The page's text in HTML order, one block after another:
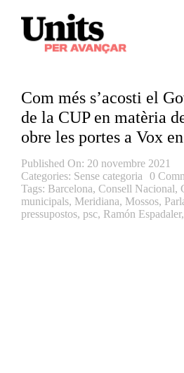
content
Continguts
Equip
Actualitat
Com més s’acosti el
de la CUP en matèria
obre les portes a Vox
Published On: 20 novembre 2021
Categories: Sense categoria
0
Tags: Barcelona, Consell Nacional,
municipals, Meridiana, Mossos,
pressupostos, psc, Ramón Espadaler,